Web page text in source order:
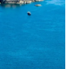
ngói đều thấm